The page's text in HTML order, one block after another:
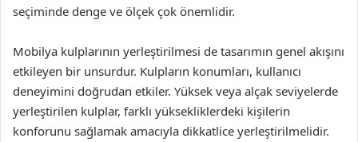
seçiminde denge ve ölçek çok önemlidir.
Mobilya kulplarının yerleştirilmesi de tasarımın genel akışını
etkileyen bir unsurdur. Kulpların konumları, kullanıcı
deneyimini doğrudan etkiler. Yüksek veya alçak seviyelerde
yerleştirilen kulplar, farklı yüksekliklerdeki kişilerin
konforunu sağlamak amacıyla dikkatlice yerleştirilmelidir.